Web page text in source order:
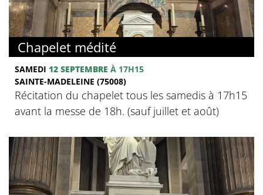
Chapelet médité
SAMEDI 12 SEPTEMBRE À 17H15
SAINTE-MADELEINE (75008)
Récitation du chapelet tous les samedis à 17h15
avant la messe de 18h. (sauf juillet et août)